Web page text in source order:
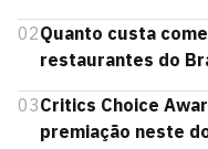
02Quanto custa
restaurantes do
03Critics Choice
premiação neste